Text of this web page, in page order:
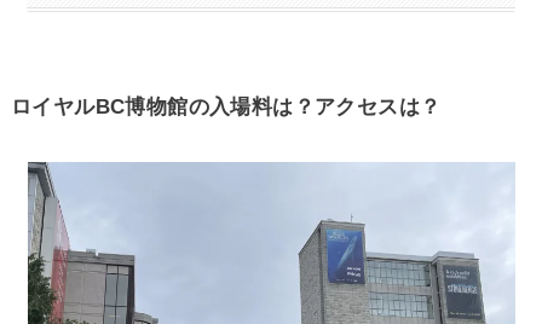
ロイヤルBC博物館の入場料は？アクセスは？